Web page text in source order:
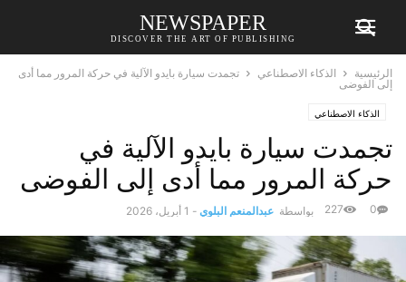
NEWSPAPER
DISCOVER THE ART OF PUBLISHING
الرئيسية الذكاء الاصطناعي
تجمدت سيارة بايدو الآلية في حركة المرور مما أدى
إلى الفوضى
الذكاء الاصطناعي
تجمدت سيارة بايدو الآلية في
حركة المرور مما أدى إلى الفوضى
بواسطة عبدالمنعم البلوي - 1 أبريل، 2026 0
227